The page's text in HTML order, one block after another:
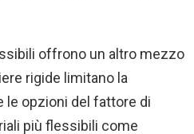
offrono un altro mezzo
rigide limitano la
le opzioni del fattore di
più flessibili come